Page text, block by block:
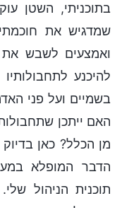
בתוכניתי, השטן
שמדגיש את
ואמצעים לשבש את
להיכנע
בשמיים ועל פני
האם ייתכן
מן הכלל? כאן בדיוק
הדבר המופלא
תוכנית הניהול